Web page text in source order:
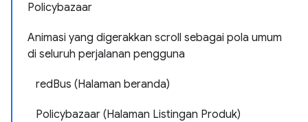
Policybazaar
Animasi yang digerakkan scroll sebagai pola umum
di seluruh perjalanan pengguna
redBus (Halaman beranda)
Policybazaar (Halaman Listingan Produk)